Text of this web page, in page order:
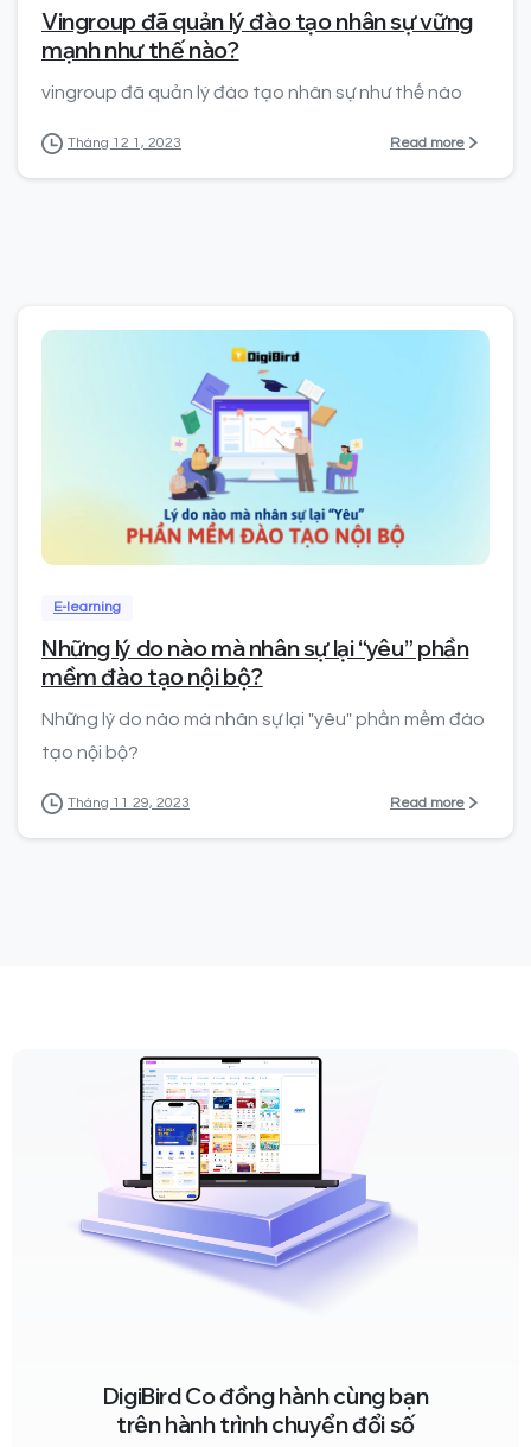
Vingroup đã quản lý đào tạo nhân sự vững
mạnh như thế nào?
vingroup đã quản lý đào tạo nhân sự như thế nào
Tháng 12 1, 2023 Read more
0
E-learning
Những lý do nào mà nhân sự lại “yêu” phần
mềm đào tạo nội bộ?
Những lý do nào mà nhân sự lại "yêu" phần mềm đào
tạo nội bộ?
Tháng 11 29, 2023 Read more
DigiBird Co đồng hành cùng bạn
trên hành trình chuyển đổi số